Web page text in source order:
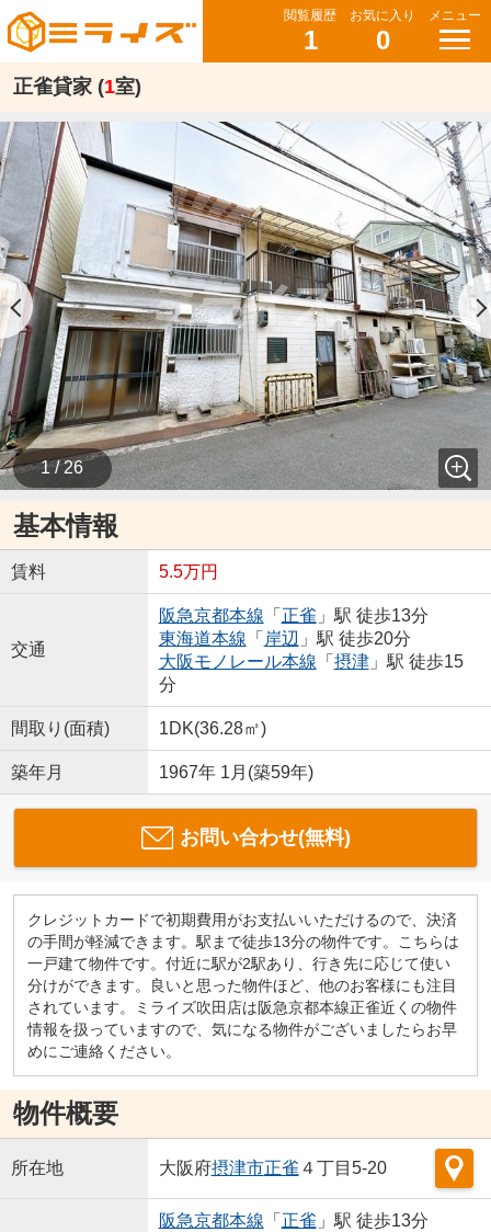
閲覧履歴
1
お気に入り
0
メニュー
正雀貸家 (1室)
1 / 26
基本情報
賃料 5.5万円
交通
阪急京都本線 「 正雀 」駅 徒歩13分
東海道本線 「 岸辺 」駅 徒歩20分
大阪モノレール本線 「 摂津」駅 徒歩15
分
間取り(面積) 1DK(36.28㎡)
築年月 1967年 1月(築59年)
お問い合わせ(無料)
クレジットカードで初期費用がお支払いいただけるので、決済
の手間が軽減できます。駅まで徒歩13分の物件です。こちらは
一戸建て物件です。付近に駅が2駅あり、行き先に応じて使い
分けができます。良いと思った物件ほど、他のお客様にも注目
されています。ミライズ吹田店は阪急京都本線正雀近くの物件
情報を扱っていますので、気になる物件がございましたらお早
めにご連絡ください。
物件概要
所在地 大阪府摂津市正雀 ４丁目5-20
阪急京都本線 「 正雀 」駅 徒歩13分